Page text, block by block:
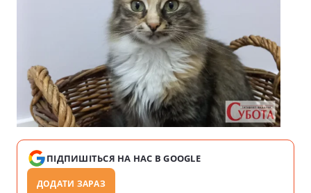
ПІДПИШІТЬСЯ НА НАС В GOOGLE
ДОДАТИ ЗАРАЗ